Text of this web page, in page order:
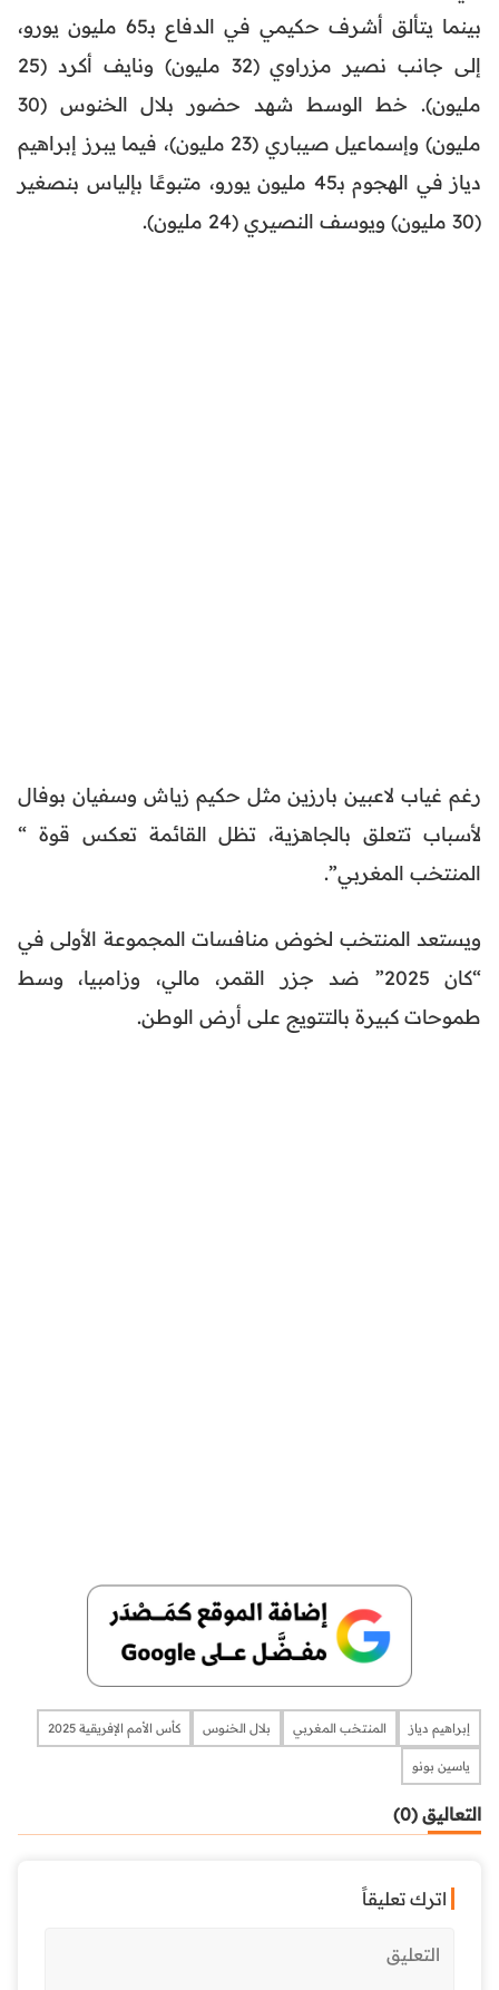
بينما يتألق أشرف حكيمي في الدفاع بـ65 مليون يورو،
إلى جانب نصير مزراوي (32 مليون) ونايف أكرد (25
مليون). خط الوسط شهد حضور بلال الخنوس (30
مليون) وإسماعيل صيباري (23 مليون)، فيما يبرز إبراهيم
دياز في الهجوم بـ45 مليون يورو، متبوعًا بإلياس بنصغير
(30 مليون) ويوسف النصيري (24 مليون).
رغم غياب لاعبين بارزين مثل حكيم زياش وسفيان بوفال
لأسباب تتعلق بالجاهزية، تظل القائمة تعكس قوة “
المنتخب المغربي”.
ويستعد المنتخب لخوض منافسات المجموعة الأولى في
“كان 2025” ضد جزر القمر، مالي، وزامبيا، وسط
طموحات كبيرة بالتتويج على أرض الوطن.
إبراهيم دياز المنتخب المغربي بلال الخنوس كأس الأمم الإفريقية 2025
ياسين بونو
التعاليق (0)
اترك تعليقاً